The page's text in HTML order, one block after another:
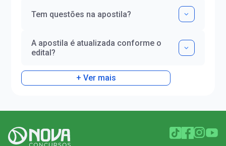
Tem questões na apostila?
A apostila é atualizada conforme o
edital?
+ Ver mais